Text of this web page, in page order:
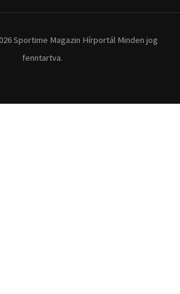
Sportime Magazin Hírportál Minden jog
fenntartva.